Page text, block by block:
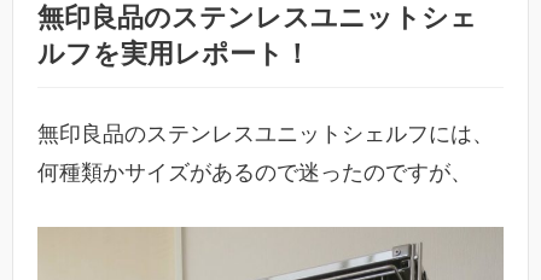
無印良品のステンレスユニットシェ
ルフを実用レポート！
無印良品のステンレスユニットシェルフには、
何種類かサイズがあるので迷ったのですが、